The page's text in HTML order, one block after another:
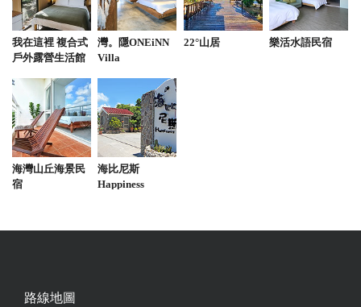
我在這裡 複合式
戶外露營生活館
灣。隱ONEiNN
Villa
22°山居 樂活水語民宿
海灣山丘海景民
宿
海比尼斯
Happiness
路線地圖